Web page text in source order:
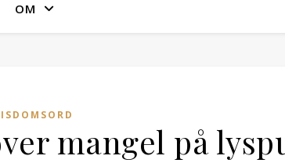
OM
mangel på